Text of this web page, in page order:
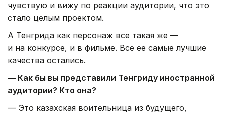
чувствую и вижу по реакции аудитории, что это
стало целым проектом.
А Тенгрида как персонаж все такая же —
и на конкурсе, и в фильме. Все ее самые лучшие
качества остались.
— Как бы вы представили Тенгриду иностранной
аудитории? Кто она?
— Это казахская воительница из будущего,